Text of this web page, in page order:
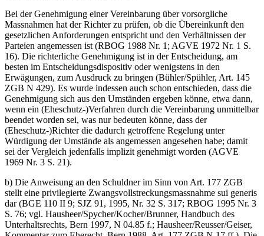
Bei der Genehmigung einer Vereinbarung über vorsorgliche
Massnahmen hat der Richter zu prüfen, ob die Übereinkunft den
gesetzlichen Anforderungen entspricht und den Verhältnissen der
Parteien angemessen ist (RBOG 1988 Nr. 1; AGVE 1972 Nr. 1 S.
16). Die richterliche Genehmigung ist in der Entscheidung, am
besten im Entscheidungsdispositiv oder wenigstens in den
Erwägungen, zum Ausdruck zu bringen (Bühler/Spühler, Art. 145
ZGB N 429). Es wurde indessen auch schon entschieden, dass die
Genehmigung sich aus den Umständen ergeben könne, etwa dann,
wenn ein (Eheschutz-)Verfahren durch die Vereinbarung unmittelbar
beendet worden sei, was nur bedeuten könne, dass der
(Eheschutz-)Richter die dadurch getroffene Regelung unter
Würdigung der Umstände als angemessen angesehen habe; damit
sei der Vergleich jedenfalls implizit genehmigt worden (AGVE
1969 Nr. 3 S. 21).
b) Die Anweisung an den Schuldner im Sinn von Art. 177 ZGB
stellt eine privilegierte Zwangsvollstreckungsmassnahme sui generis
dar (BGE 110 II 9; SJZ 91, 1995, Nr. 32 S. 317; RBOG 1995 Nr. 3
S. 76; vgl. Hausheer/Spycher/Kocher/Brunner, Handbuch des
Unterhaltsrechts, Bern 1997, N 04.85 f.; Hausheer/Reusser/Geiser,